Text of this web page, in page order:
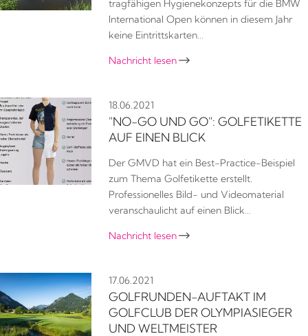
tragfähigen Hygienekonzepts für die BMW
International Open können in diesem Jahr
keine Eintrittskarten…
Nachricht lesen 
18.06.2021
"NO-GO UND GO": GOLFETIKETTE
AUF EINEN BLICK
Der GMVD hat ein Best-Practice-Beispiel
zum Thema Golfetikette erstellt.
Professionelles Bild- und Videomaterial
veranschaulicht auf einen Blick…
Nachricht lesen 
17.06.2021
GOLFRUNDEN-AUFTAKT IM
GOLFCLUB DER OLYMPIASIEGER
UND WELTMEISTER